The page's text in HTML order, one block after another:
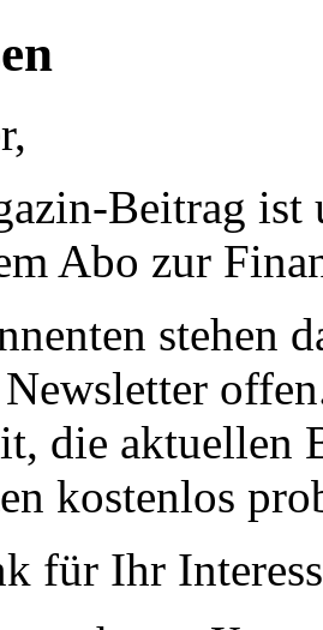
Beitrag ist
Abo zur
stehen
die aktuellen
kostenlos
für Ihr